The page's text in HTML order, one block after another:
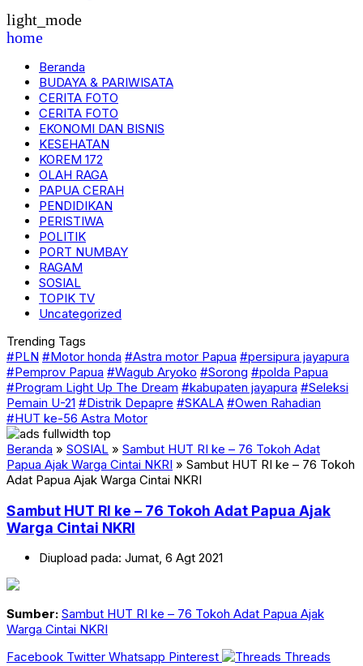
light_mode
home
Beranda
BUDAYA & PARIWISATA
CERITA FOTO
CERITA FOTO
EKONOMI DAN BISNIS
KESEHATAN
KOREM 172
OLAH RAGA
PAPUA CERAH
PENDIDIKAN
PERISTIWA
POLITIK
PORT NUMBAY
RAGAM
SOSIAL
TOPIK TV
Uncategorized
Trending Tags
#PLN #Motor honda #Astra motor Papua #persipura jayapura
#Pemprov Papua #Wagub Aryoko #Sorong #polda Papua
#Program Light Up The Dream #kabupaten jayapura #Seleksi
Pemain U-21 #Distrik Depapre #SKALA #Owen Rahadian
#HUT ke-56 Astra Motor
Beranda » SOSIAL » Sambut HUT RI ke – 76 Tokoh Adat
Papua Ajak Warga Cintai NKRI » Sambut HUT RI ke – 76 Tokoh
Adat Papua Ajak Warga Cintai NKRI
Sambut HUT RI ke – 76 Tokoh Adat Papua Ajak
Warga Cintai NKRI
Diupload pada: Jumat, 6 Agt 2021
Sumber: Sambut HUT RI ke – 76 Tokoh Adat Papua Ajak
Warga Cintai NKRI
Facebook Twitter Whatsapp Pinterest Threads